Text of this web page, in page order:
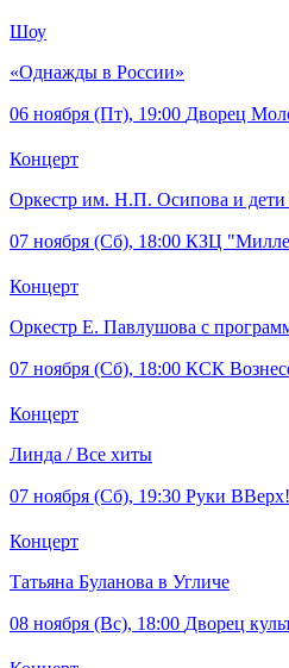
Шоу
«Однажды в России»
06 ноября (Пт), 19:00 Дворец
Концерт
Оркестр им. Н.П. Осипова и дети
07 ноября (Сб), 18:00 КЗЦ
Концерт
Оркестр Е. Павлушова с
07 ноября (Сб), 18:00 КСК
Концерт
Линда / Все хиты
07 ноября (Сб), 19:30 Руки
Концерт
Татьяна Буланова в Угличе
08 ноября (Вс), 18:00 Дворец